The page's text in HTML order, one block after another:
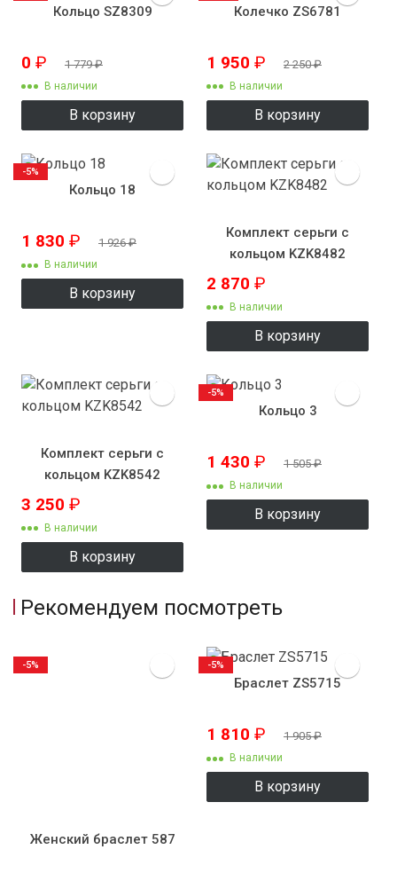
Кольцо SZ8309
0 ₽ 1 779₽
В наличии
В корзину
Колечко ZS6781
1 950 ₽ 2 250₽
В наличии
В корзину
Кольцо 18
1 830 ₽ 1 926₽
В наличии
В корзину
-5%
Комплект серьги с
кольцом KZK8482
2 870 ₽
В наличии
В корзину
Комплект серьги с
кольцом KZK8542
3 250 ₽
В наличии
В корзину
Кольцо 3
1 430 ₽ 1 505₽
В наличии
В корзину
-5%
Рекомендуем посмотреть
Женский браслет 587
-5%
Браслет ZS5715
1 810 ₽ 1 905₽
В наличии
В корзину
-5%